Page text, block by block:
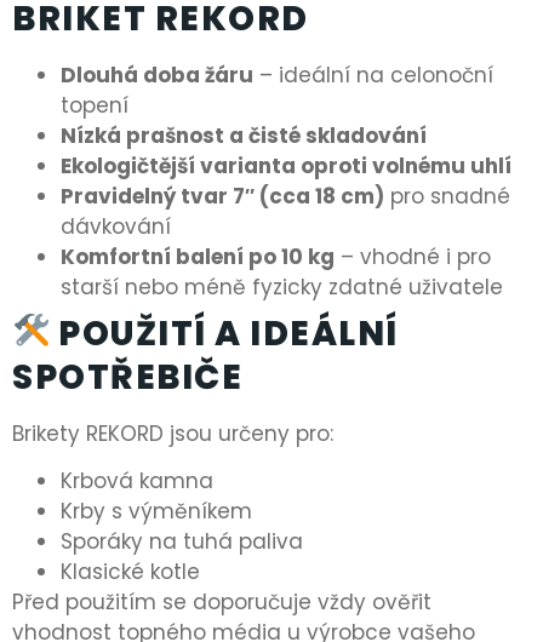
BRIKET REKORD
Dlouhá doba žáru – ideální na celonoční
topení
Nízká prašnost a čisté skladování
Ekologičtější varianta oproti volnému uhlí
Pravidelný tvar 7″ (cca 18 cm) pro snadné
dávkování
Komfortní balení po 10 kg – vhodné i pro
starší nebo méně fyzicky zdatné uživatele
POUŽITÍ A IDEÁLNÍ
SPOTŘEBIČE
Brikety REKORD jsou určeny pro:
Krbová kamna
Krby s výměníkem
Sporáky na tuhá paliva
Klasické kotle
Před použitím se doporučuje vždy ověřit
vhodnost topného média u výrobce vašeho